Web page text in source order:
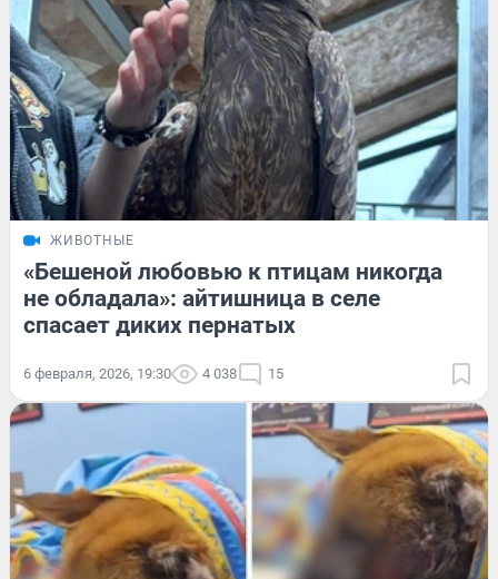
ЖИВОТНЫЕ
«Бешеной любовью к птицам никогда
не обладала»: айтишница в селе
спасает диких пернатых
6 февраля, 2026, 19:30 4 038 15